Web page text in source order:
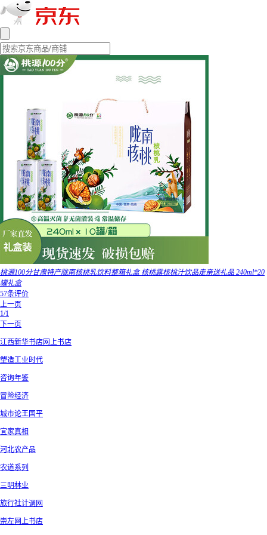
桃源100分甘肃特产陇南核桃乳饮料整箱礼盒 核桃露核桃汁饮品走亲送礼品 240ml*20
罐礼盒
57条评价
上一页
1/1
下一页
江西新华书店网上书店
塑造工业时代
咨询年鉴
冒险经济
城市论王国平
宜家真相
河北农产品
农道系列
三明林业
旅行社计调网
崇左网上书店